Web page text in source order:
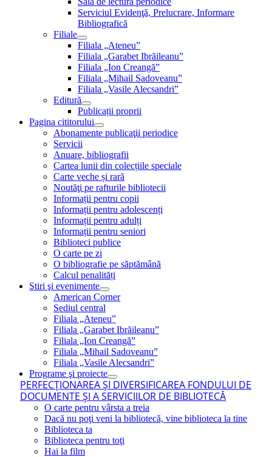
Serviciul Evidenţă, Prelucrare, Informare
Bibliografică
Filiale
Filiala „Ateneu”
Filiala „Garabet Ibrăileanu”
Filiala „Ion Creangă”
Filiala „Mihail Sadoveanu”
Filiala „Vasile Alecsandri”
Editură
Publicații proprii
Pagina cititorului
Abonamente publicaţii periodice
Servicii
Anuare, bibliografii
Cartea lunii din colecțiile speciale
Carte veche și rară
Noutăţi pe rafturile bibliotecii
Informații pentru copii
Informații pentru adolescenți
Informații pentru adulți
Informații pentru seniori
Biblioteci publice
O carte pe zi
O bibliografie pe săptămână
Calcul penalități
Ştiri şi evenimente
American Corner
Sediul central
Filiala „Ateneu”
Filiala „Garabet Ibrăileanu”
Filiala „Ion Creangă”
Filiala „Mihail Sadoveanu”
Filiala „Vasile Alecsandri”
Programe şi proiecte
PERFECŢIONAREA ŞI DIVERSIFICAREA FONDULUI DE
DOCUMENTE ŞI A SERVICIILOR DE BIBLIOTECĂ
O carte pentru vârsta a treia
Dacă nu poţi veni la bibliotecă, vine biblioteca la tine
Biblioteca ta
Biblioteca pentru toţi
Hai la film